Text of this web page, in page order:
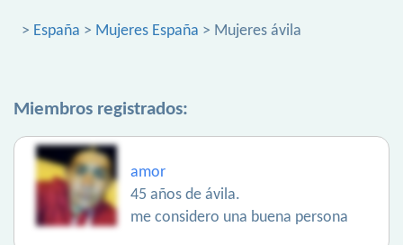
> España > Mujeres España > Mujeres ávila
Miembros registrados:
amor
45 años de ávila.
me considero una buena persona